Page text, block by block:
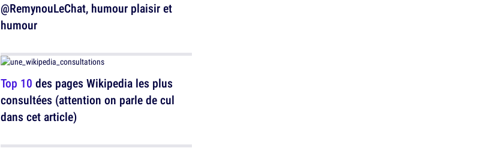
@RemynouLeChat, humour plaisir et
humour
Top 10 des pages Wikipedia les plus
consultées (attention on parle de cul
dans cet article)